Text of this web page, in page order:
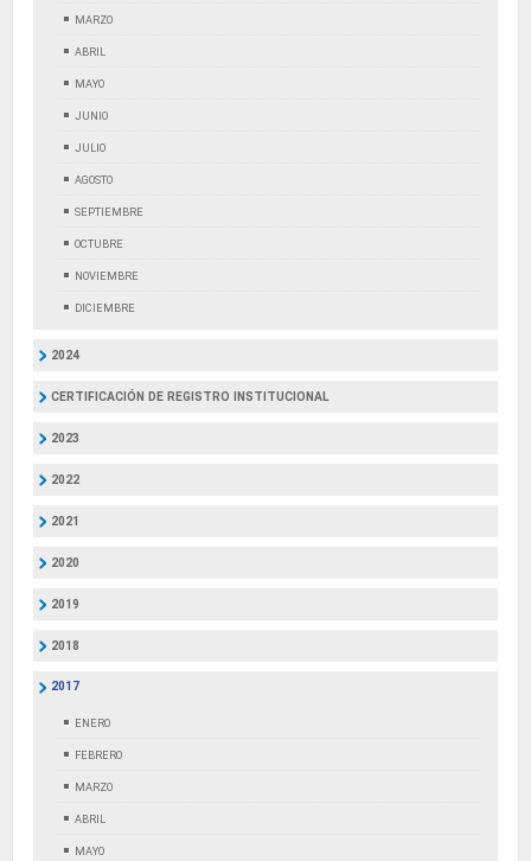
MARZO
ABRIL
MAYO
JUNIO
JULIO
AGOSTO
SEPTIEMBRE
OCTUBRE
NOVIEMBRE
DICIEMBRE
2024
CERTIFICACIÓN DE REGISTRO INSTITUCIONAL
2023
2022
2021
2020
2019
2018
2017
ENERO
FEBRERO
MARZO
ABRIL
MAYO